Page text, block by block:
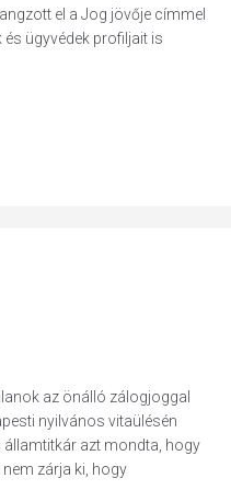
el a Jog jövője címmel
ügyvédek profiljait is
az önálló zálogjoggal
nyilvános vitaülésén
államtitkár azt mondta, hogy
zárja ki, hogy